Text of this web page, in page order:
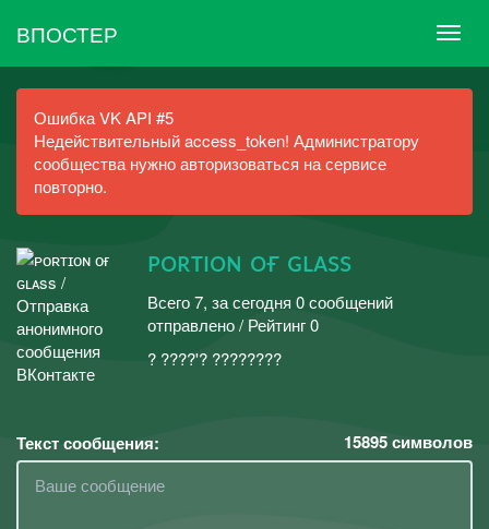
ВПОСТЕР
Ошибка VK API #5
Недействительный access_token! Администратору
сообщества нужно авторизоваться на сервисе
повторно.
ᴘᴏʀᴛɪᴏɴ ᴏғ ɢʟᴀss
Всего 7, за сегодня 0 сообщений
отправлено / Рейтинг 0
? ????'? ????????
Текст сообщения: 15895символов